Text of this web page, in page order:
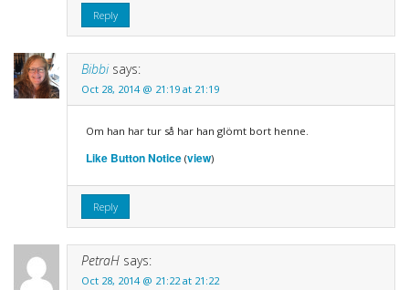
Reply
Bibbi says:
Oct 28, 2014 @ 21:19 at 21:19
Om han har tur så har han glömt bort henne.
Like Button Notice(view)
Reply
PetraH says:
Oct 28, 2014 @ 21:22 at 21:22